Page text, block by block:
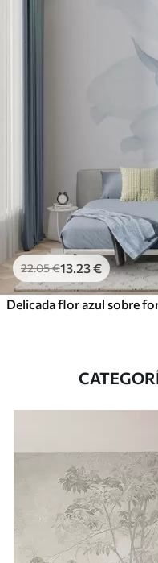
22.05€13 .23€
Delicada flor azul sobre